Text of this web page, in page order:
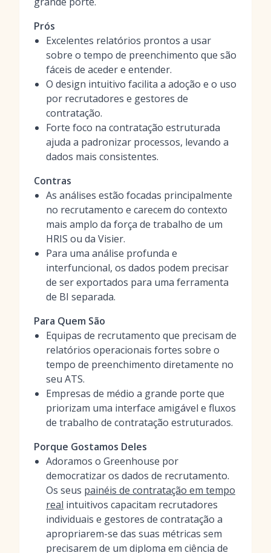
Prós
Excelentes relatórios prontos a usar
sobre o tempo de preenchimento que são
fáceis de aceder e entender.
O design intuitivo facilita a adoção e o uso
por recrutadores e gestores de
contratação.
Forte foco na contratação estruturada
ajuda a padronizar processos, levando a
dados mais consistentes.
Contras
As análises estão focadas principalmente
no recrutamento e carecem do contexto
mais amplo da força de trabalho de um
HRIS ou da Visier.
Para uma análise profunda e
interfuncional, os dados podem precisar
de ser exportados para uma ferramenta
de BI separada.
Para Quem São
Equipas de recrutamento que precisam de
relatórios operacionais fortes sobre o
tempo de preenchimento diretamente no
seu ATS.
Empresas de médio a grande porte que
priorizam uma interface amigável e fluxos
de trabalho de contratação estruturados.
Porque Gostamos Deles
Adoramos o Greenhouse por
democratizar os dados de recrutamento.
Os seus painéis de contratação em tempo
real intuitivos capacitam recrutadores
individuais e gestores de contratação a
apropriarem-se das suas métricas sem
precisarem de um diploma em ciência de